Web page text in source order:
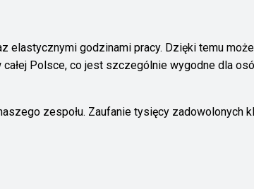
elastycznymi godzinami pracy. Dzięki temu
Polsce, co jest szczególnie wygodne dla
zespołu. Zaufanie tysięcy zadowolonych